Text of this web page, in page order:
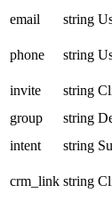
email
string
phone
string
invite
string
group
string
intent
string
crm_link string